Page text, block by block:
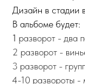
Дизайн в стадии
В альбоме будет:
1 разворот - два
2 разворот -
3 разворот -
4-10 развороты -